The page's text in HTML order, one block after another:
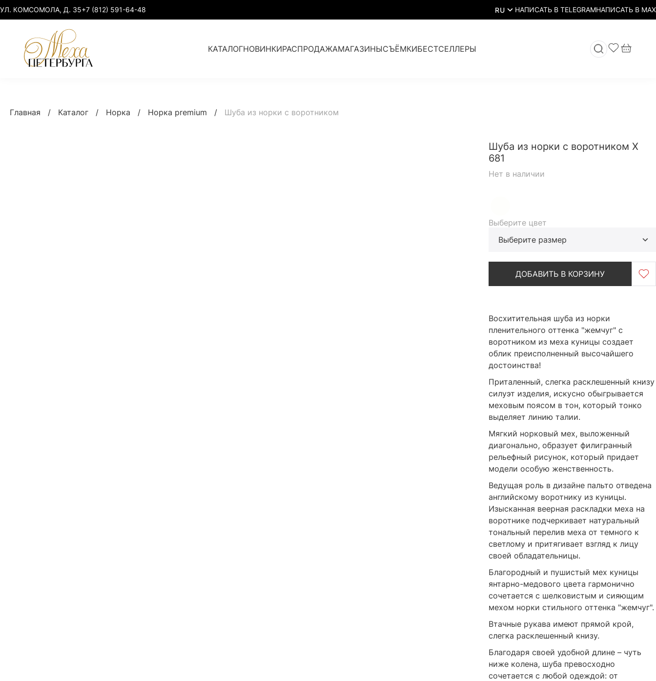
УЛ. КОМСОМОЛА, Д. 35+7 (812) 591-64-48 RU
КАТАЛОГНОВИНКИРАСПРОДАЖАМАГАЗИНЫСЪЁМКИБЕСТСЕЛЛЕРЫ
Норка elegant
Главная / Каталог / Норка / Норка premium / Шуба из норки с воротником
Шуба из норки с воротником Х
681
Нет в наличии
Выберите цвет
Выберите размер
ДОБАВИТЬ В КОРЗИНУ
Восхитительная шуба из норки
пленительного оттенка "жемчуг" с
воротником из меха куницы создает
облик преисполненный высочайшего
достоинства!
Приталенный, слегка расклешенный книзу
силуэт изделия, искусно обыгрывается
меховым поясом в тон, который тонко
выделяет линию талии.
Мягкий норковый мех, выложенный
диагонально, образует филигранный
рельефный рисунок, который придает
модели особую женственность.
Ведущая роль в дизайне пальто отведена
английскому воротнику из куницы.
Изысканная веерная раскладки меха на
воротнике подчеркивает натуральный
тональный перелив меха от темного к
светлому и притягивает взгляд к лицу
своей обладательницы.
Благородный и пушистый мех куницы
янтарно-медового цвета гармонично
сочетается с шелковистым и сияющим
мехом норки стильного оттенка "жемчуг".
Втачные рукава имеют прямой крой,
слегка расклешенный книзу.
Благодаря своей удобной длине – чуть
ниже колена, шуба превосходно
сочетается с любой одеждой: от